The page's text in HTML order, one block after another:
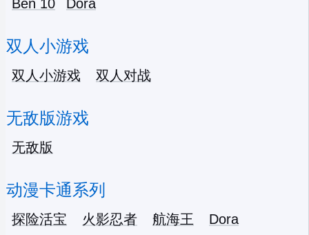
Ben 10
Dora
双人小游戏
双人小游戏 双人对战
无敌版游戏
无敌版
动漫卡通系列
探险活宝 火影忍者 航海王
Dora